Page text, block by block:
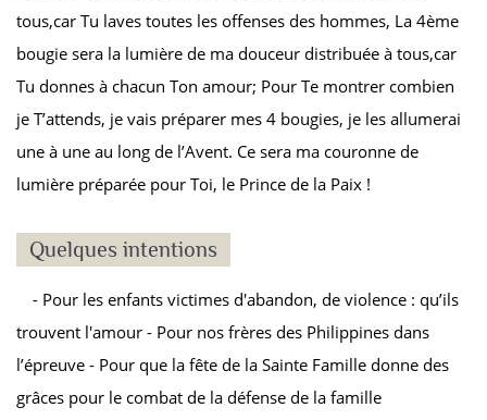
tous,car Tu laves toutes les offenses des hommes, La 4ème
bougie sera la lumière de ma douceur distribuée à tous,car
Tu donnes à chacun Ton amour; Pour Te montrer combien
je T’attends, je vais préparer mes 4 bougies, je les allumerai
une à une au long de l’Avent. Ce sera ma couronne de
lumière préparée pour Toi, le Prince de la Paix !
Quelques intentions
- Pour les enfants victimes d'abandon, de violence : qu’ils
trouvent l'amour - Pour nos frères des Philippines dans
l’épreuve - Pour que la fête de la Sainte Famille donne des
grâces pour le combat de la défense de la famille